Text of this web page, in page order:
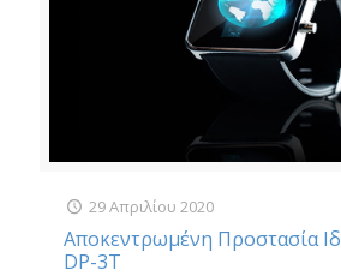
29 Απριλίου 2020
Αποκεντρωμένη Προστασία
DP-3T